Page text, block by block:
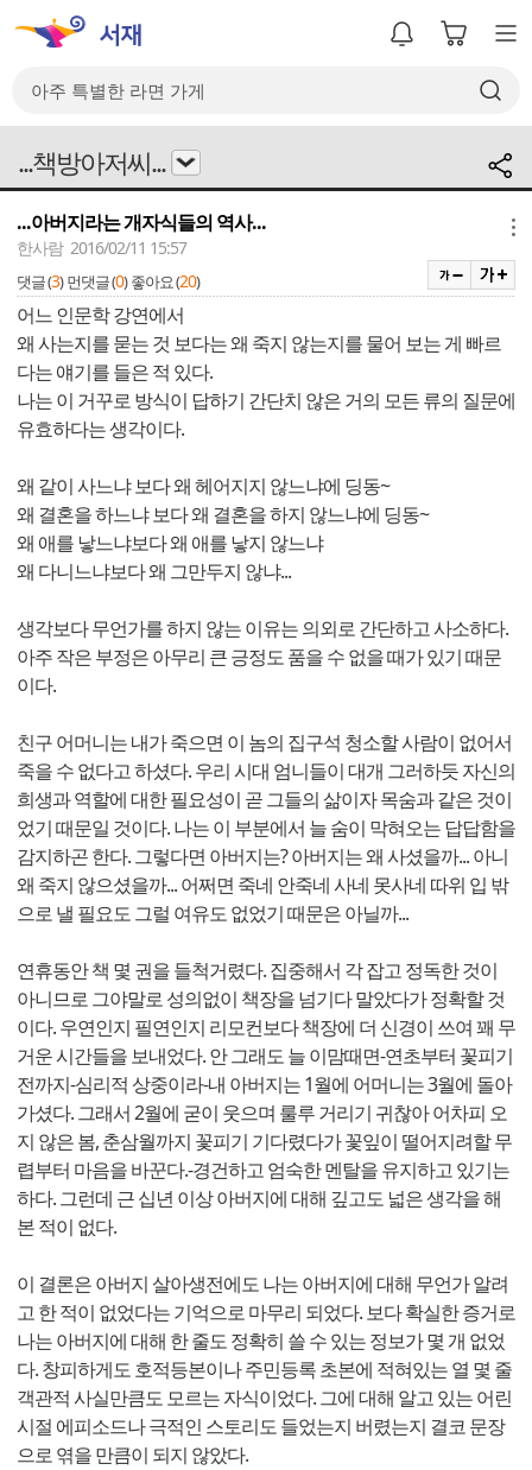
...책방아저씨...
...아버지라는 개자식들의 역사...
한사람 2016/02/11 15:57
댓글 (3) 먼댓글 (0) 좋아요 (20)
어느 인문학 강연에서
왜 사는지를 묻는 것 보다는 왜 죽지 않는지를 물어 보는 게 빠르
다는 얘기를 들은 적 있다.
나는 이 거꾸로 방식이 답하기 간단치 않은 거의 모든 류의 질문에
유효하다는 생각이다.
왜 같이 사느냐 보다 왜 헤어지지 않느냐에 딩동~
왜 결혼을 하느냐 보다 왜 결혼을 하지 않느냐에 딩동~
왜 애를 낳느냐보다 왜 애를 낳지 않느냐
왜 다니느냐보다 왜 그만두지 않냐...
생각보다 무언가를 하지 않는 이유는 의외로 간단하고 사소하다.
아주 작은 부정은 아무리 큰 긍정도 품을 수 없을 때가 있기 때문
이다.
친구 어머니는 내가 죽으면 이 놈의 집구석 청소할 사람이 없어서
죽을 수 없다고 하셨다. 우리 시대 엄니들이 대개 그러하듯 자신의
희생과 역할에 대한 필요성이 곧 그들의 삶이자 목숨과 같은 것이
었기 때문일 것이다. 나는 이 부분에서 늘 숨이 막혀오는 답답함을
감지하곤 한다. 그렇다면 아버지는? 아버지는 왜 사셨을까... 아니
왜 죽지 않으셨을까... 어쩌면 죽네 안죽네 사네 못사네 따위 입 밖
으로 낼 필요도 그럴 여유도 없었기 때문은 아닐까...
연휴동안 책 몇 권을 들척거렸다. 집중해서 각 잡고 정독한 것이
아니므로 그야말로 성의없이 책장을 넘기다 말았다가 정확할 것
이다. 우연인지 필연인지 리모컨보다 책장에 더 신경이 쓰여 꽤 무
거운 시간들을 보내었다. 안 그래도 늘 이맘때면-연초부터 꽃피기
전까지-심리적 상중이라-내 아버지는 1월에 어머니는 3월에 돌아
가셨다. 그래서 2월에 굳이 웃으며 룰루 거리기 귀찮아 어차피 오
지 않은 봄, 춘삼월까지 꽃피기 기다렸다가 꽃잎이 떨어지려할 무
렵부터 마음을 바꾼다.-경건하고 엄숙한 멘탈을 유지하고 있기는
하다. 그런데 근 십년 이상 아버지에 대해 깊고도 넓은 생각을 해
본 적이 없다.
이 결론은 아버지 살아생전에도 나는 아버지에 대해 무언가 알려
고 한 적이 없었다는 기억으로 마무리 되었다. 보다 확실한 증거로
나는 아버지에 대해 한 줄도 정확히 쓸 수 있는 정보가 몇 개 없었
다. 창피하게도 호적등본이나 주민등록 초본에 적혀있는 열 몇 줄
객관적 사실만큼도 모르는 자식이었다. 그에 대해 알고 있는 어린
시절 에피소드나 극적인 스토리도 들었는지 버렸는지 결코 문장
으로 엮을 만큼이 되지 않았다.